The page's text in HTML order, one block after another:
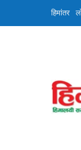
हिमांतर